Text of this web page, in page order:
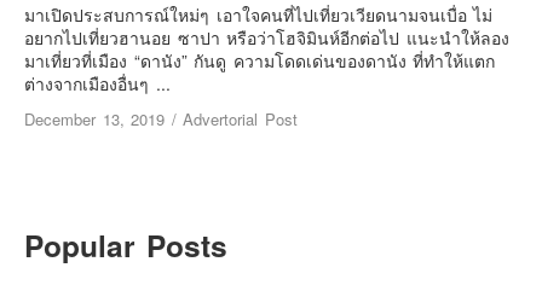
เยอรมัน
ฝรั่งเศส
ออสเตรีย
เบลเยี่ยม
มาเปิดประสบการณ์ใหม่ๆ เอาใจคนที่ไปเที่ยวเวียดนามจนเบื่อ ไม่
อยากไปเที่ยวฮานอย ซาปา หรือว่าโฮจิมินห์อีกต่อไป แนะนำให้ลอง
มาเที่ยวที่เมือง “ดานัง” กันดู ความโดดเด่นของดานัง ที่ทำให้แตก
ต่างจากเมืองอื่นๆ ...
December 13, 2019 / Advertorial Post
Popular Posts